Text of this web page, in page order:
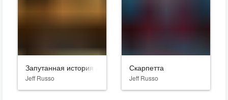
Запутанная история Аманды Нокс
Jeff Russo
Скарпетта
Jeff Russo